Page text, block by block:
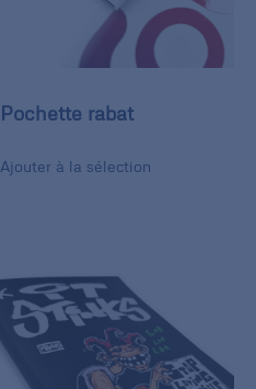
Pochette rabat
Ajouter à la sélection